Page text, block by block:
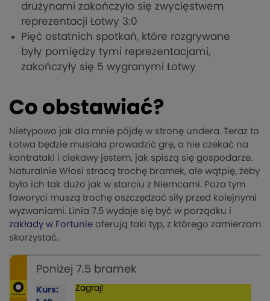
drużynami zakończyło się zwycięstwem
reprezentacji Łotwy 3:0
Pięć ostatnich spotkań, które rozgrywane
były pomiędzy tymi reprezentacjami,
zakończyły się 5 wygranymi Łotwy
Co obstawiać?
Nietypowo jak dla mnie pójdę w stronę undera. Teraz to
Łotwa będzie musiała prowadzić grę, a nie czekać na
kontrataki i ciekawy jestem, jak spiszą się gospodarze.
Naturalnie Włosi stracą trochę bramek, ale wątpię, żeby
było ich tak dużo jak w starciu z Niemcami. Poza tym
faworyci muszą trochę oszczędzać siły przed kolejnymi
wyzwaniami. Linia 7.5 wydaje się być w porządku i
zakłady w Fortunie oferują taki typ, z którego zamierzam
skorzystać.
Poniżej 7.5 bramek
Kurs:
Zagraj!